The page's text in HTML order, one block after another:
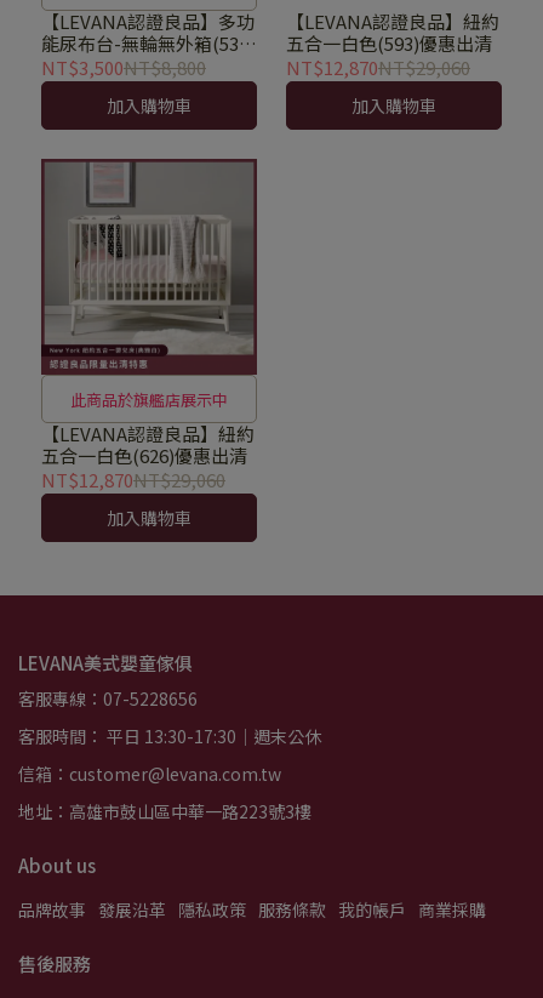
【LEVANA認證良品】多功
能尿布台-無輪無外箱(537)
優惠出清
NT$3,500NT$8,800
加入購物車
【LEVANA認證良品】紐約
五合一白色(593)優惠出清
NT$12,870NT$29,060
加入購物車
此商品於旗艦店展示中
【LEVANA認證良品】紐約
五合一白色(626)優惠出清
NT$12,870NT$29,060
加入購物車
LEVANA美式嬰童傢俱
客服專線：07-5228656
客服時間： 平日 13:30-17:30｜週末公休
信箱：customer@levana.com.tw
地址：高雄市鼓山區中華一路223號3樓
About us
品牌故事 發展沿革 隱私政策 服務條款 我的帳戶 商業採購
售後服務